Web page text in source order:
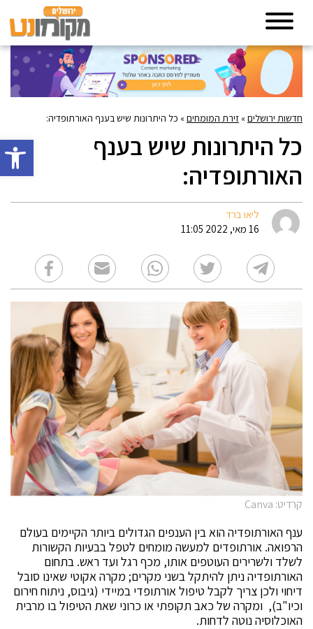
פתח
חדשות ירושלים» זירת המומחים» כל היתרונות שיש בענף האורתופדיה:
כל היתרונות שיש בענף
האורתופדיה:
ליאו ברד
16 מאי, 2022 11:05
קרדיט: Canva
ענף האורתופדיה הוא בין הענפים הגדולים ביותר הקיימים בעולם
הרפואה. אורתופדים למעשה מומחים לטפל בבעיות הקשורות
לשלד ולשרירים העוטפים אותו, מכף רגל ועד ראש. בתחום
האורתופדיה ניתן להיתקל בשני מקרים; מקרה אקוטי שאינו סובל
דיחוי ולכן צריך לקבל טיפול אורתופדי במיידי (גיבוס, ניתוח חירום
וכיו"ב), ומקרה של כאב תקופתי או כרוני שאת הטיפול בו מרבית
האוכלוסיה נוטה לדחות.